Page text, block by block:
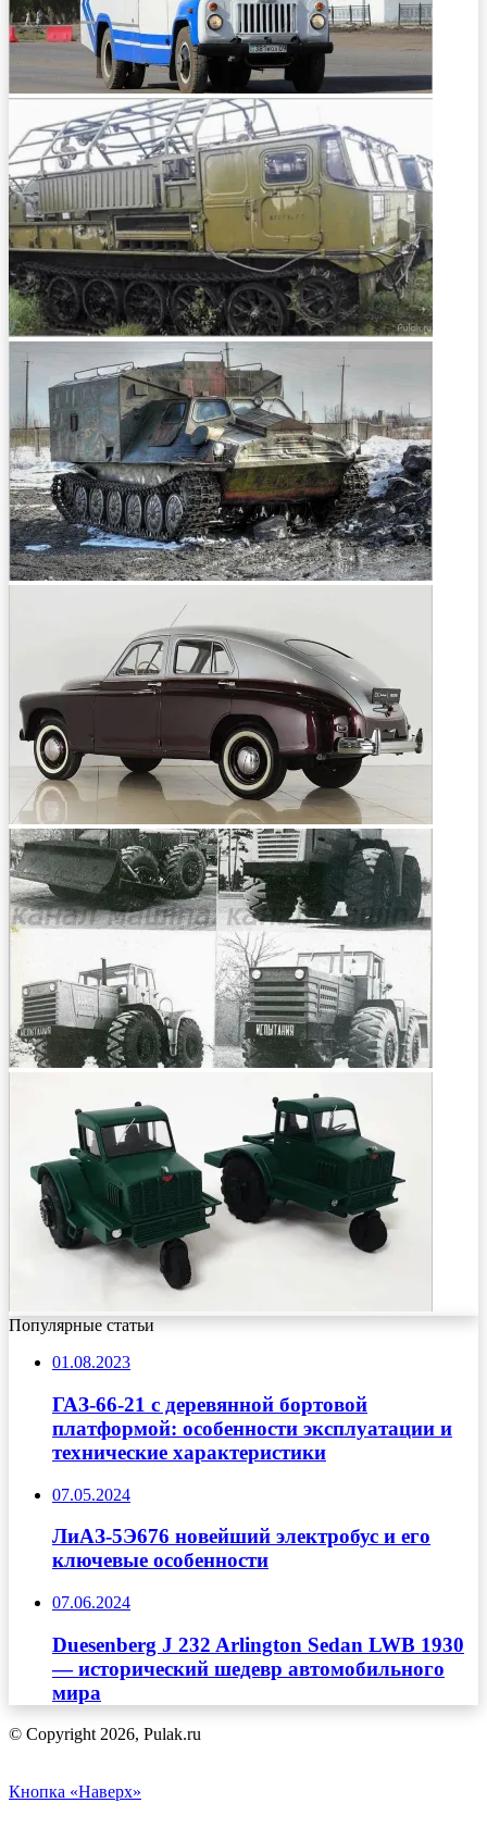
Популярные статьи
01.08.2023
ГАЗ-66-21 с деревянной бортовой
платформой: особенности эксплуатации и
технические характеристики
07.05.2024
ЛиАЗ-5Э676 новейший электробус и его
ключевые особенности
07.06.2024
Duesenberg J 232 Arlington Sedan LWB 1930
— исторический шедевр автомобильного
мира
© Copyright 2026, Pulak.ru
Кнопка «Наверх»